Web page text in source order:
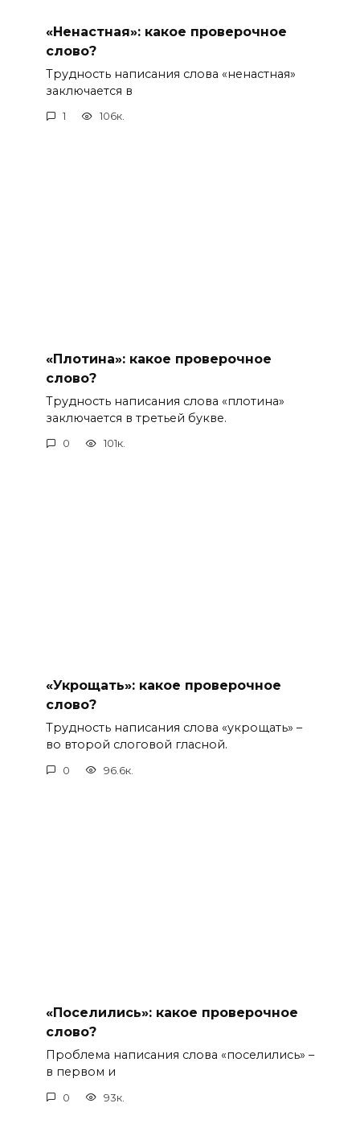
«Ненастная»: какое проверочное
слово?
Трудность написания слова «ненастная»
заключается в
1 106к.
«Плотина»: какое проверочное
слово?
Трудность написания слова «плотина»
заключается в третьей букве.
0 101к.
«Укрощать»: какое проверочное
слово?
Трудность написания слова «укрощать» –
во второй слоговой гласной.
0 96.6к.
«Поселились»: какое проверочное
слово?
Проблема написания слова «поселились» –
в первом и
0 93к.